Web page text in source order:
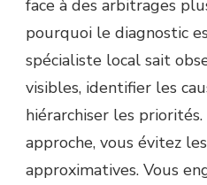
face à des arbitrages
pourquoi le diagnostic
spécialiste local sait
visibles, identifier les
hiérarchiser les
approche, vous évitez
approximatives. Vous